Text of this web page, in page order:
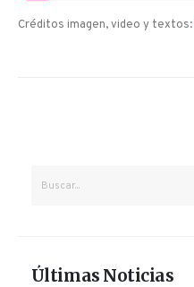
Créditos imagen, video y textos:
Últimas Noticias